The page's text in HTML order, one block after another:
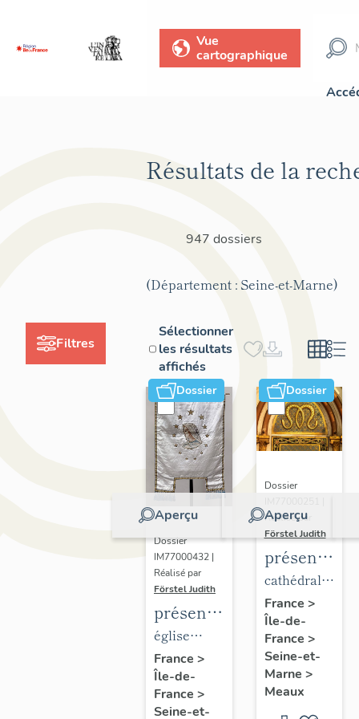
Vue
cartographique
Filtres
Résultats de la
947 dossiers
(Département : Seine-et-Marne)
Sélectionner
les résultats
affichés
Dossier
Aperçu
Dossier
IM77000432 |
Réalisé par
Förstel Judith
présentation
du
mobilier
de
l'église
église
paroissiale
Notre-
Dame du
France >
Île-de-
France >
Seine-et-
Dossier
Aperçu
Dossier
Réalisé par
Förstel Judith
du
mobilier
de la
cathédrale
de
Meaux
cathédrale
Saint-
Etienne
France >
Île-de-
France >
Seine-et-
Marne >
Meaux